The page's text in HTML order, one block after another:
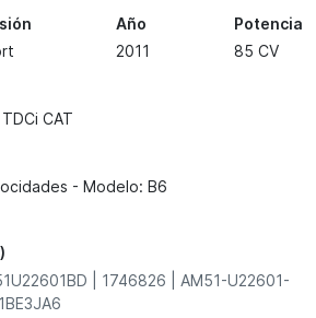
Año
2011
Potencia
85 CV
CAT
- Modelo: B6
| 1746826 | AM51-U22601-